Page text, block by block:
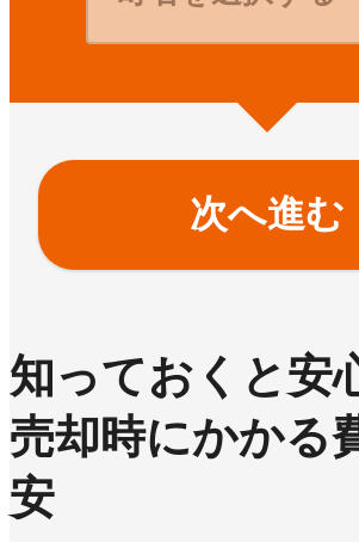
次へ進む
知っておくと安
売却時にかかる
安